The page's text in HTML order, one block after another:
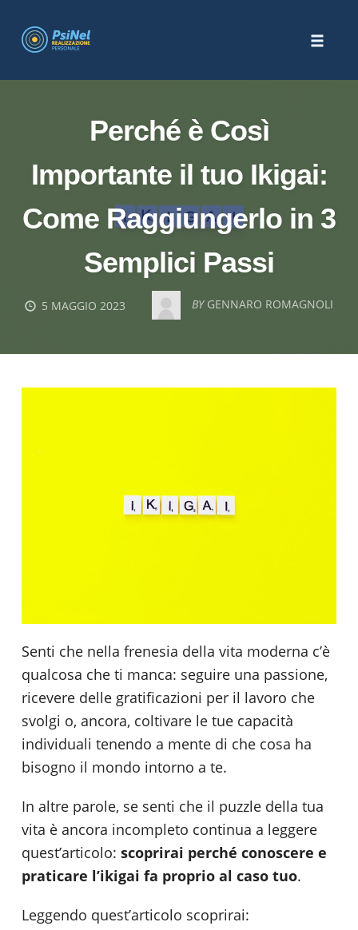
content
Perché è Così
Importante il tuo Ikigai:
Come Raggiungerlo in 3
Semplici Passi
5 MAGGIO 2023 BY GENNARO ROMAGNOLI
Senti che nella frenesia della vita moderna c’è
qualcosa che ti manca: seguire una passione,
ricevere delle gratificazioni per il lavoro che
svolgi o, ancora, coltivare le tue capacità
individuali tenendo a mente di che cosa ha
bisogno il mondo intorno a te.
In altre parole, se senti che il puzzle della tua
vita è ancora incompleto continua a leggere
quest’articolo: scoprirai perché conoscere e
praticare l’ikigai fa proprio al caso tuo.
Leggendo quest’articolo scoprirai: